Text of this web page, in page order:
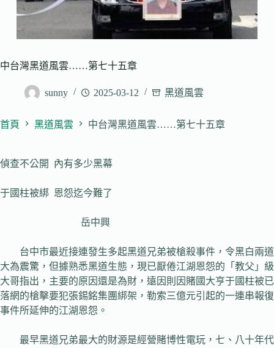
中台灣黑道風雲……第七十五章
sunny 2025-03-12 黑道風雲
首頁 黑道風雲 中台灣黑道風雲……第七十五章
偵查不公開 內有多少黑幕
于國柱被綁 恩怨迄今難了
岳中興
台中市最近接連發生多起黑道兄弟被槍殺事件，令黑白兩道
大為震驚，但據熟悉黑道生態，現已厭倦江湖恩怨的「教父」級
大哥指出，主要的原因還是為財，遠因則因賭國大亨于國柱被已
落網的槍擊要犯張錫銘集團綁架，勒索三億元引起的一連串報復
事件所延伸的江湖恩怨。
最早黑道兄弟最大的財源是經營賭博性電玩，七、八十年代